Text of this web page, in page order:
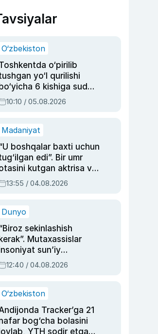
O‘zbekiston
o‘pirilib
yo‘l qurilishi
bo‘yicha 6 kishiga sud
o‘qildi
10:10 / 05.08.2026
Madaniyat
boshqalar baxti uchun
edi”. Bir umr
kutgan aktrisa va
ustasi Rimma
Ahmedovaning
13:55 / 04.08.2026
Dunyo
sekinlashish
kerak”. Mutaxassislar
sun’iy
boshqara
olmay qolishidan xavotir
12:40 / 04.08.2026
O‘zbekiston
Tracker’ga 21
bog‘cha bolasini
YTH sodir etgan